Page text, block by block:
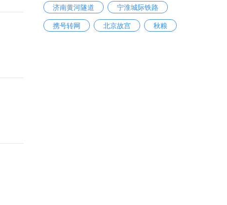
济南黄河隧道
宁淮城际铁路
携号转网
北京故宫 秋粮